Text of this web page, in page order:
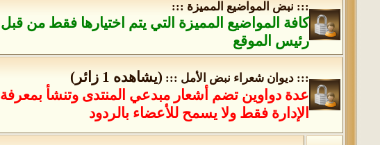
::: نبض المواضيع المميزة :::
كافة المواضيع المميزة التي يتم اختيارها فقط من قبل
رئيس الموقع
::: ديوان شعراء نبض الأمل ::: (يشاهده 1 زائر)
عدة دواوين تضم أشعار مبدعي المنتدى وتنشأ بمعرفة
الإدارة فقط ولا يسمح للأعضاء بالردود